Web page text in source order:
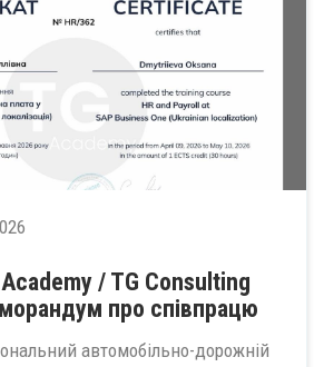
/ TG Consulting
про співпрацю
автомобільно-дорожній